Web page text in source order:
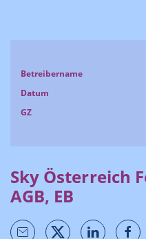
Betreibername
Datum
GZ
Sky Österreich
AGB, EB